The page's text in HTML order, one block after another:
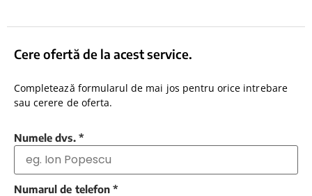
Cere ofertă de la acest service.
Completează formularul de mai jos pentru orice intrebare
sau cerere de oferta.
Numele dvs. *
Numarul de telefon *